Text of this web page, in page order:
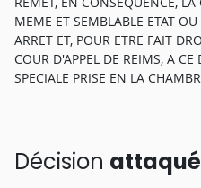
MEME ET SEMBLABLE ETAT
ARRET ET, POUR ETRE FAIT
COUR D'APPEL DE REIMS, A CE
SPECIALE PRISE EN LA
Décision